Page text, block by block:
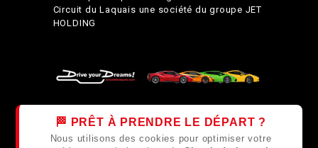
Circuit du Laquais une société du groupe JET
HOLDING
🏁 PRÊT À PRENDRE LE DÉPART ?
Nous utilisons des cookies pour optimiser votre